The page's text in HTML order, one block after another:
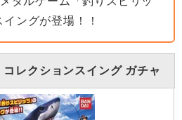
ングが登場！！
レクションスイング ガチャ